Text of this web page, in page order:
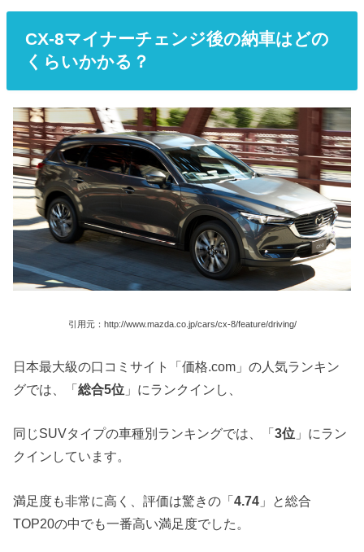
CX-8マイナーチェンジ後の納車はどの
くらいかかる？
引用元：http://www.mazda.co.jp/cars/cx-8/feature/driving/
日本最大級の口コミサイト「価格.com」の人気ランキン
グでは、「総合5位 」にランクインし、
同じSUVタイプの車種別ランキングでは、「3位 」にラン
クインしています。
満足度も非常に高く、評価は驚きの「4.74 」と総合
TOP20の中でも一番高い満足度でした。